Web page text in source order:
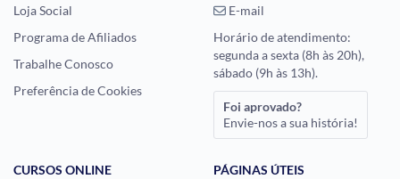
Loja Social
Programa de Afiliados
Trabalhe Conosco
Preferência de Cookies
E-mail
Horário de atendimento:
segunda a sexta (8h às 20h),
sábado (9h às 13h).
Foi aprovado?
Envie-nos a sua história!
CURSOS ONLINE
PÁGINAS ÚTEIS